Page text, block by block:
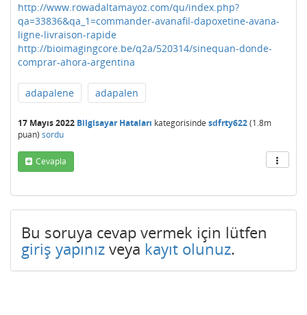
http://www.rowadaltamayoz.com/qu/index.php?
qa=33836&qa_1=commander-avanafil-dapoxetine-avana-
ligne-livraison-rapide
http://bioimagingcore.be/q2a/520314/sinequan-donde-
comprar-ahora-argentina
adapalene adapalen
17 Mayıs 2022 Bilgisayar Hataları kategorisinde sdfrty622(1.8m
puan) sordu
Cevapla
Bu soruya cevap vermek için lütfen
giriş yapınız veya kayıt olunuz.